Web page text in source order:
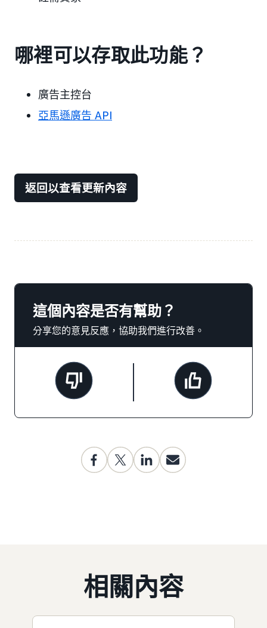
哪裡可以存取此功能？
廣告主控台
亞馬遜廣告 API
返回以查看更新內容
這個內容是否有幫助？
分享您的意見反應，協助我們進行改善。
相關內容